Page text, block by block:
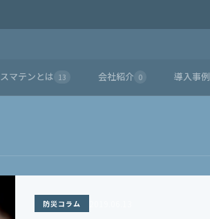
スマテンとは 13 会社紹介 0 導入事例
防災コラム